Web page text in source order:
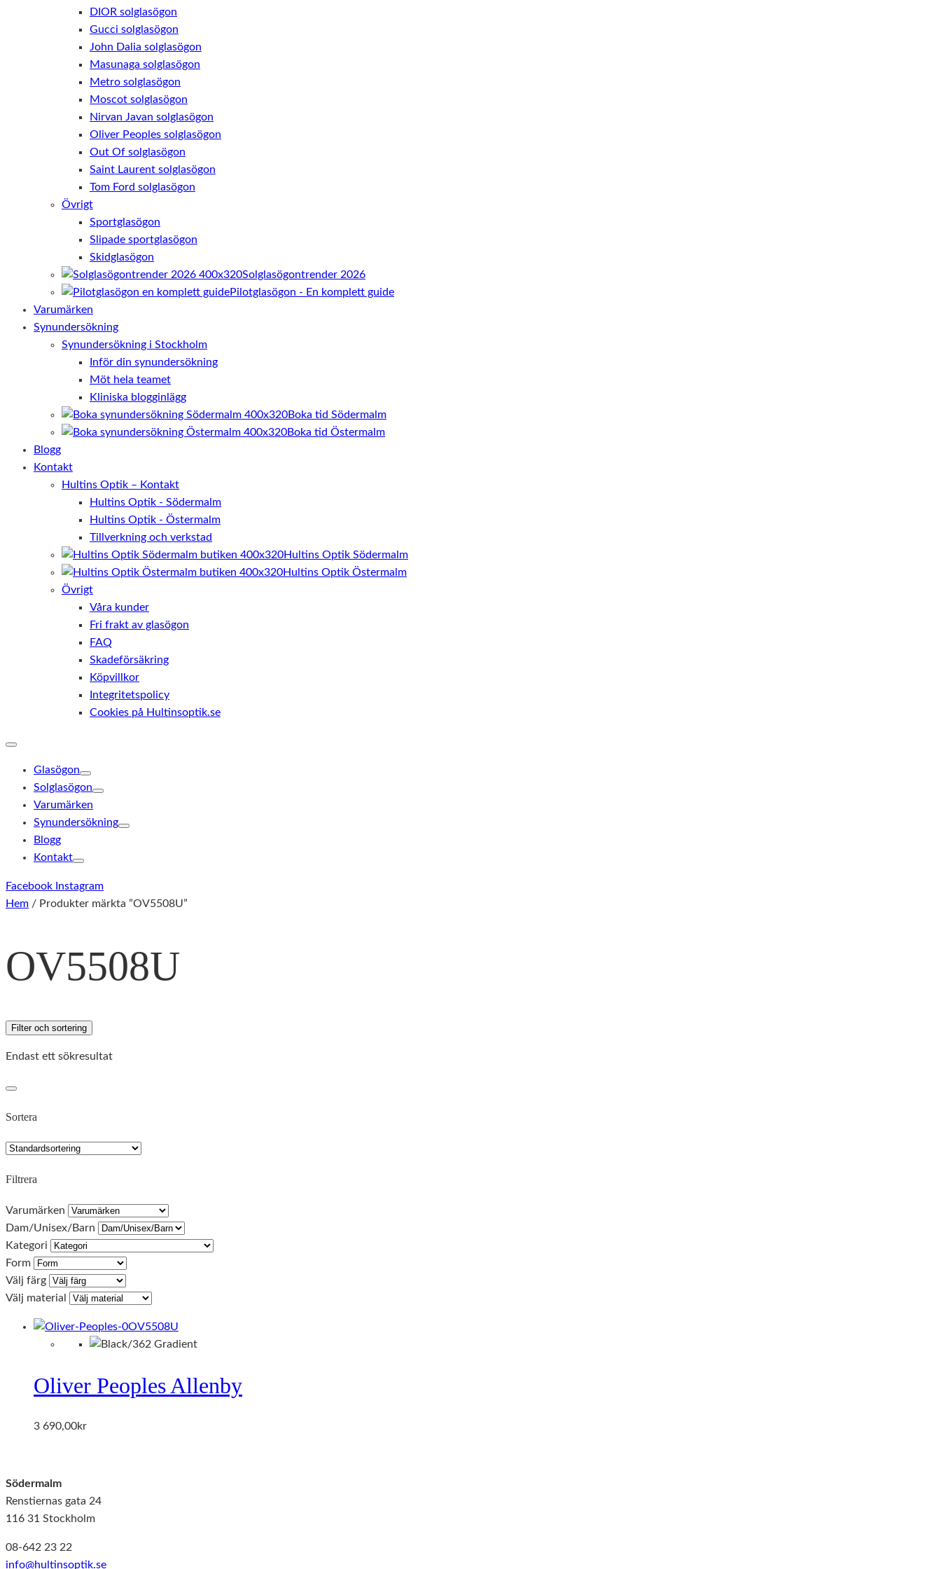
DIOR solglasögon
Gucci solglasögon
John Dalia solglasögon
Masunaga solglasögon
Metro solglasögon
Moscot solglasögon
Nirvan Javan solglasögon
Oliver Peoples solglasögon
Out Of solglasögon
Saint Laurent solglasögon
Tom Ford solglasögon
Övrigt
Sportglasögon
Slipade sportglasögon
Skidglasögon
Solglasögontrender 2026
Pilotglasögon - En komplett guide
Varumärken
Synundersökning
Synundersökning i Stockholm
Inför din synundersökning
Möt hela teamet
Kliniska blogginlägg
Boka tid Södermalm
Boka tid Östermalm
Blogg
Kontakt
Hultins Optik – Kontakt
Hultins Optik - Södermalm
Hultins Optik - Östermalm
Tillverkning och verkstad
Hultins Optik Södermalm
Hultins Optik Östermalm
Övrigt
Våra kunder
Fri frakt av glasögon
FAQ
Skadeförsäkring
Köpvillkor
Integritetspolicy
Cookies på Hultinsoptik.se
Glasögon
Solglasögon
Varumärken
Synundersökning
Blogg
Kontakt
Facebook Instagram
Hem / Produkter märkta ”OV5508U”
OV5508U
Filter och sortering
Endast ett sökresultat
Sortera
Filtrera
Varumärken
Dam/Unisex/Barn
Kategori
Form
Välj färg
Välj material
Oliver Peoples Allenby
3 690,00kr
Södermalm
Renstiernas gata 24
116 31 Stockholm
08-642 23 22
info@hultinsoptik.se